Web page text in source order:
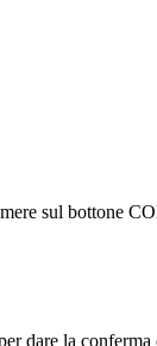
sul bottone
dare la conferma